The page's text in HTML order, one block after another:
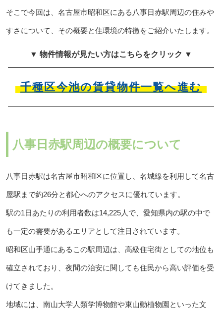
そこで今回は、名古屋市昭和区にある八事日赤駅周辺の住みや
すさについて、その概要と住環境の特徴をご紹介いたします。
▼ 物件情報が見たい方はこちらをクリック ▼
千種区今池の賃貸物件一覧へ進む
八事日赤駅周辺の概要について
八事日赤駅は名古屋市昭和区に位置し、名城線を利用して名古
屋駅まで約26分と都心へのアクセスに優れています。
駅の1日あたりの利用者数は14,225人で、愛知県内の駅の中で
も一定の需要があるエリアとして注目されています。
昭和区山手通にあるこの駅周辺は、高級住宅街としての地位も
確立されており、夜間の治安に関しても住民から高い評価を受
けてきました。
地域には、南山大学人類学博物館や東山動植物園といった文